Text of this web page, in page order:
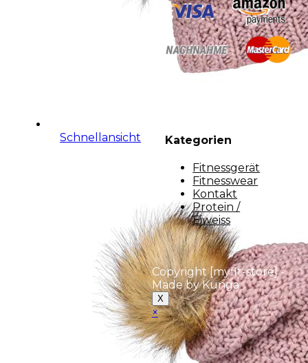
Schnellansicht Kategorien
Fitnessgerät
Fitnesswear
Kontakt
Protein /
Eiweiss
Copyright [myfit-store] -
Made by Kunga
X
×
Close
this
module